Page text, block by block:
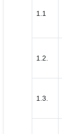
1.1
1.2.
1.3.